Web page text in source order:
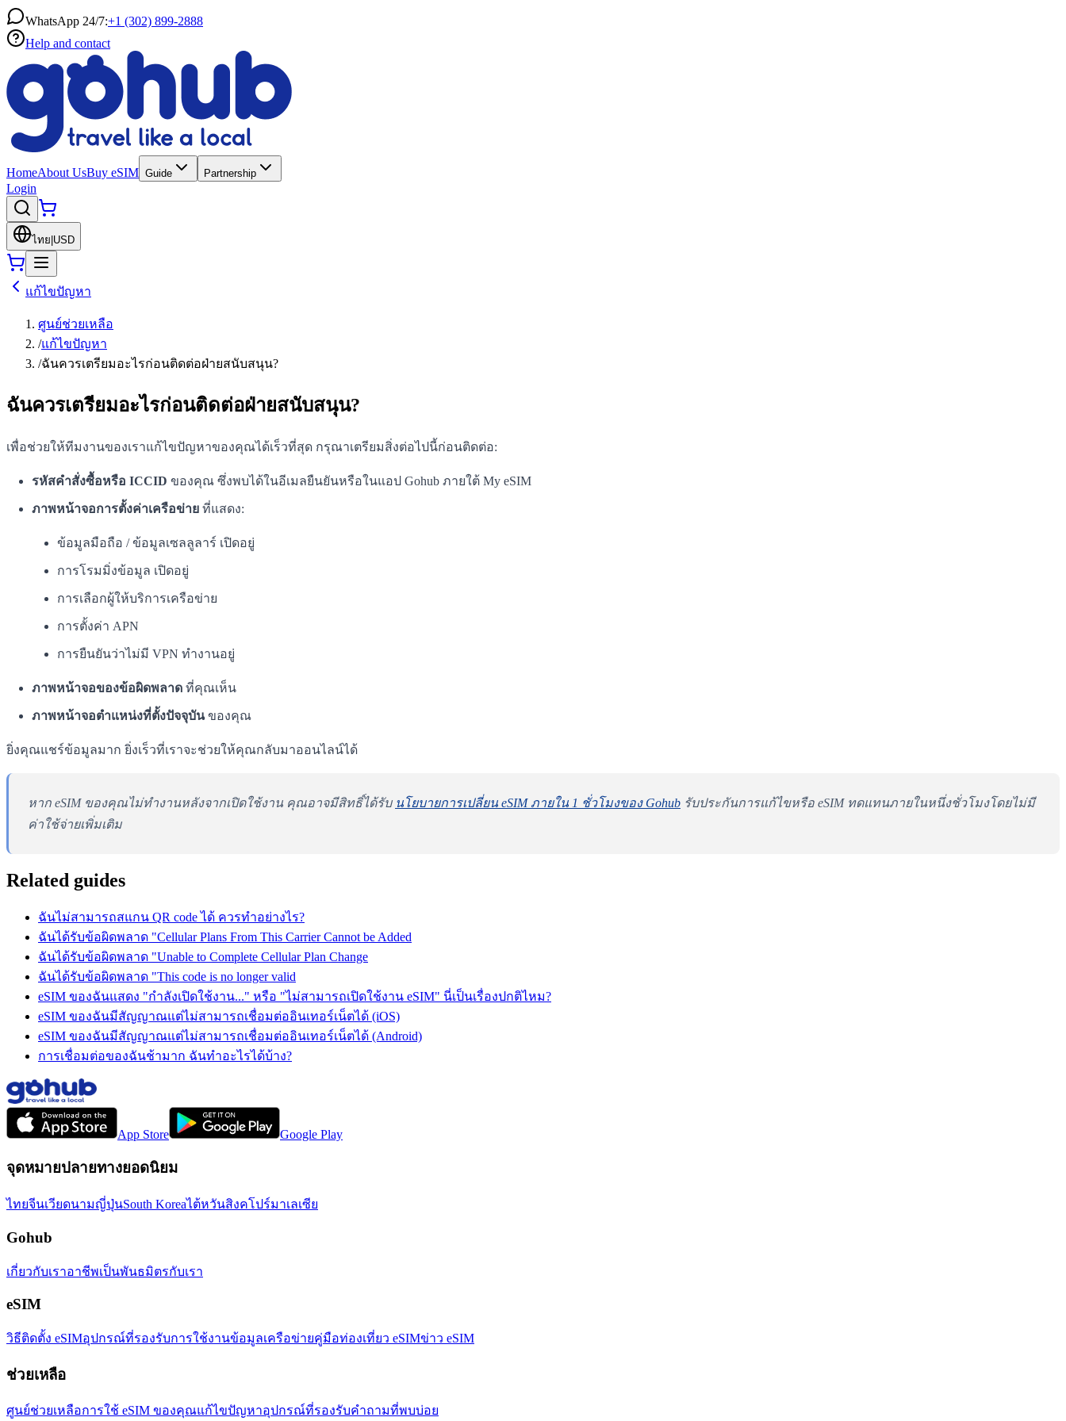
WhatsApp 24/7:+1 (302) 899-2888
Help and contact
HomeAbout UsBuy eSIM Guide Partnership
Login
ไทย USD
แก้ไขปัญหา
ศูนย์ช่วยเหลือ
/แก้ไขปัญหา
/ฉันควรเตรียมอะไรก่อนติดต่อฝ่ายสนับสนุน?
ฉันควรเตรียมอะไรก่อนติดต่อฝ่ายสนับสนุน?
เพื่อช่วยให้ทีมงานของเราแก้ไขปัญหาของคุณได้เร็วที่สุด กรุณาเตรียมสิ่งต่อไปนี้ก่อนติดต่อ:
รหัสคำสั่งซื้อหรือ ICCID ของคุณ ซึ่งพบได้ในอีเมลยืนยันหรือในแอป Gohub ภายใต้ My eSIM
ภาพหน้าจอการตั้งค่าเครือข่าย ที่แสดง:
ข้อมูลมือถือ / ข้อมูลเซลลูลาร์ เปิดอยู่
การโรมมิ่งข้อมูล เปิดอยู่
การเลือกผู้ให้บริการเครือข่าย
การตั้งค่า APN
การยืนยันว่าไม่มี VPN ทำงานอยู่
ภาพหน้าจอของข้อผิดพลาด ที่คุณเห็น
ภาพหน้าจอตำแหน่งที่ตั้งปัจจุบันของคุณ
ยิ่งคุณแชร์ข้อมูลมาก ยิ่งเร็วที่เราจะช่วยให้คุณกลับมาออนไลน์ได้
หาก eSIM ของคุณไม่ทำงานหลังจากเปิดใช้งาน คุณอาจมีสิทธิ์ได้รับ นโยบายการเปลี่ยน eSIM ภายใน 1 ชั่วโมงของ Gohub รับประกันการแก้ไขหรือ eSIM ทดแทนภายในหนึ่งชั่วโมงโดยไม่มี
ค่าใช้จ่ายเพิ่มเติม
Related guides
ฉันไม่สามารถสแกน QR code ได้ ควรทำอย่างไร?
ฉันได้รับข้อผิดพลาด "Cellular Plans From This Carrier Cannot be Added
ฉันได้รับข้อผิดพลาด "Unable to Complete Cellular Plan Change
ฉันได้รับข้อผิดพลาด "This code is no longer valid
eSIM ของฉันแสดง "กำลังเปิดใช้งาน..." หรือ "ไม่สามารถเปิดใช้งาน eSIM" นี่เป็นเรื่องปกติไหม?
eSIM ของฉันมีสัญญาณแต่ไม่สามารถเชื่อมต่ออินเทอร์เน็ตได้ (iOS)
eSIM ของฉันมีสัญญาณแต่ไม่สามารถเชื่อมต่ออินเทอร์เน็ตได้ (Android)
การเชื่อมต่อของฉันช้ามาก ฉันทำอะไรได้บ้าง?
App Store Google Play
จุดหมายปลายทางยอดนิยม
ไทยจีนเวียดนามญี่ปุ่นSouth Koreaไต้หวันสิงคโปร์มาเลเซีย
Gohub
เกี่ยวกับเราอาชีพเป็นพันธมิตรกับเรา
eSIM
วิธีติดตั้ง eSIMอุปกรณ์ที่รองรับการใช้งานข้อมูลเครือข่ายคู่มือท่องเที่ยว eSIMข่าว eSIM
ช่วยเหลือ
ศูนย์ช่วยเหลือการใช้ eSIM ของคุณแก้ไขปัญหาอุปกรณ์ที่รองรับคำถามที่พบบ่อย